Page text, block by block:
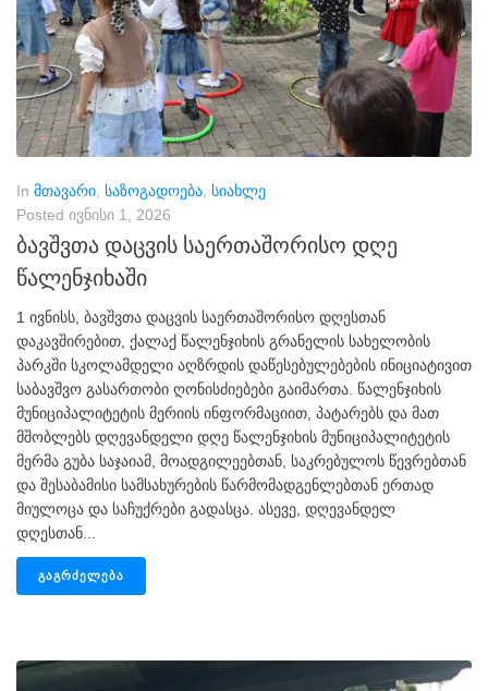
In მთავარი საზოგადოება სიახლე
Posted ივნისი 1, 2026
ბავშვთა დაცვის საერთაშორისო დღე
წალენჯიხაში
1 ივნისს, ბავშვთა დაცვის საერთაშორისო დღესთან
დაკავშირებით, ქალაქ წალენჯიხის გრანელის სახელობის
პარკში სკოლამდელი აღზრდის დაწესებულებების ინიციატივით
საბავშვო გასართობი ღონისძიებები გაიმართა. წალენჯიხის
მუნიციპალიტეტის მერიის ინფორმაციით, პატარებს და მათ
მშობლებს დღევანდელი დღე წალენჯიხის მუნიციპალიტეტის
მერმა გუბა საჯაიამ, მოადგილეებთან, საკრებულოს წევრებთან
და შესაბამისი სამსახურების წარმომადგენლებთან ერთად
მიულოცა და საჩუქრები გადასცა. ასევე, დღევანდელ
დღესთან...
ᲒᲐᲒᲠᲫᲔᲚᲔᲑᲐ